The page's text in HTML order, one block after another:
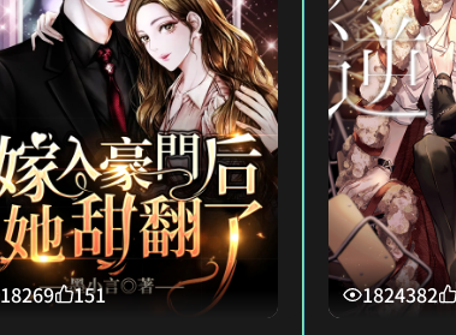
18269 151 1824382